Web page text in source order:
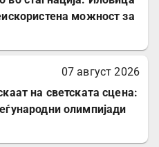
можност за
07 август 2026
на светската сцена:
олимпијади